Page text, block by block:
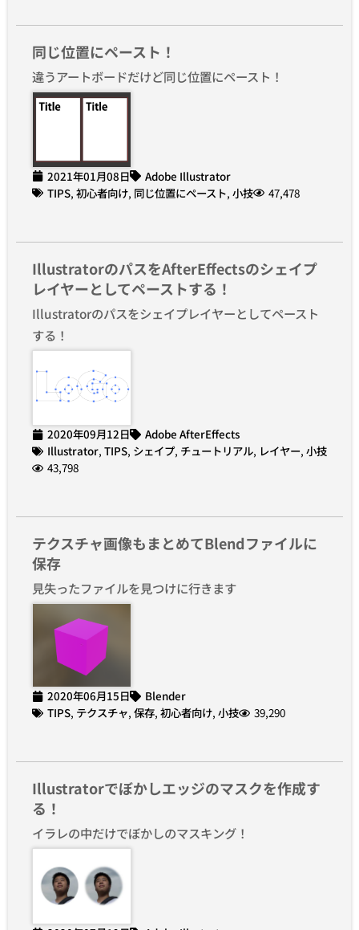
同じ位置にペースト！
違うアートボードだけど同じ位置にペースト！
2021年01月08日
Adobe Illustrator
TIPS, 初心者向け, 同じ位置にペースト, 小技 47,478
IllustratorのパスをAfterEffectsのシェイプ
レイヤーとしてペーストする！
Illustratorのパスをシェイプレイヤーとしてペースト
する！
2020年09月12日
Adobe AfterEffects
Illustrator, TIPS, シェイプ, チュートリアル, レイヤー, 小技
43,798
テクスチャ画像もまとめてBlendファイルに
保存
見失ったファイルを見つけに行きます
2020年06月15日
Blender
TIPS, テクスチャ, 保存, 初心者向け, 小技 39,290
Illustratorでぼかしエッジのマスクを作成す
る！
イラレの中だけでぼかしのマスキング！